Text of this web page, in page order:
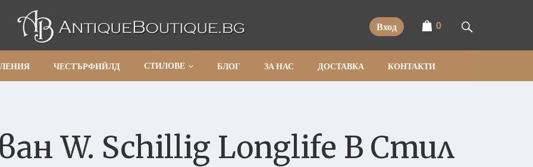
Вход 0
ЧЕСТЪРФИЙЛД СТИЛОВЕ БЛОГ ЗА НАС ДОСТАВКА КОНТАКТИ
W. Schillig Longlife В Стил